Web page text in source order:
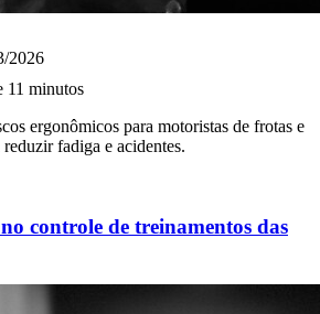
2026
11 minutos
ergonômicos para motoristas de frotas e
fadiga e acidentes.
controle de treinamentos das